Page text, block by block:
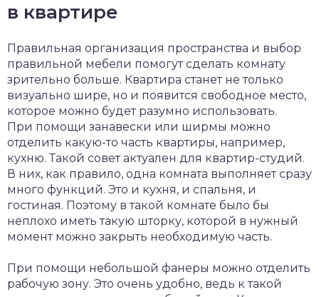
в квартире
Правильная организация пространства и выбор
правильной мебели помогут сделать комнату
зрительно больше. Квартира станет не только
визуально шире, но и появится свободное место,
которое можно будет разумно использовать.
При помощи занавески или ширмы можно
отделить какую-то часть квартиры, например,
кухню. Такой совет актуален для квартир-студий.
В них, как правило, одна комната выполняет сразу
много функций. Это и кухня, и спальня, и
гостиная. Поэтому в такой комнате было бы
неплохо иметь такую шторку, которой в нужный
момент можно закрыть необходимую часть.
При помощи небольшой фанеры можно отделить
рабочую зону. Это очень удобно, ведь к такой